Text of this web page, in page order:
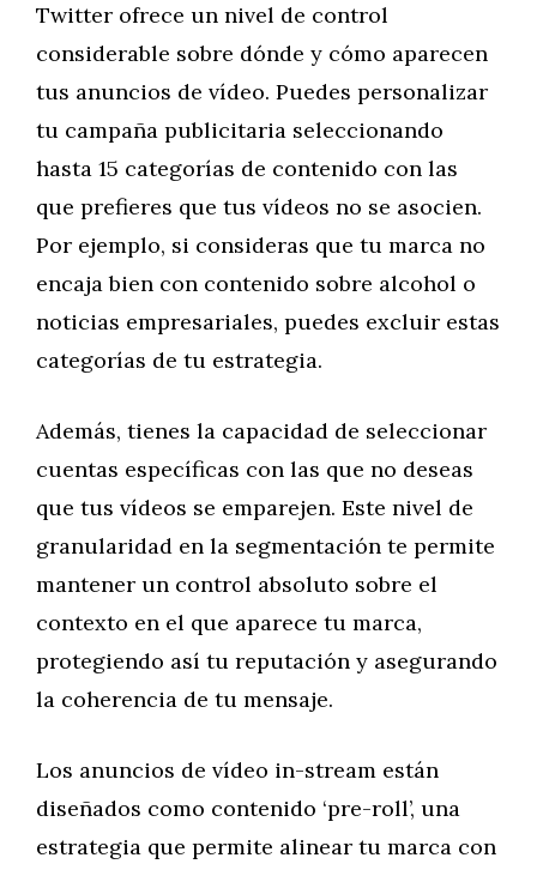
Twitter ofrece un nivel de control
considerable sobre dónde y cómo aparecen
tus anuncios de vídeo. Puedes personalizar
tu campaña publicitaria seleccionando
hasta 15 categorías de contenido con las
que prefieres que tus vídeos no se asocien.
Por ejemplo, si consideras que tu marca no
encaja bien con contenido sobre alcohol o
noticias empresariales, puedes excluir estas
categorías de tu estrategia.
Además, tienes la capacidad de seleccionar
cuentas específicas con las que no deseas
que tus vídeos se emparejen. Este nivel de
granularidad en la segmentación te permite
mantener un control absoluto sobre el
contexto en el que aparece tu marca,
protegiendo así tu reputación y asegurando
la coherencia de tu mensaje.
Los anuncios de vídeo in-stream están
diseñados como contenido ‘pre-roll’, una
estrategia que permite alinear tu marca con